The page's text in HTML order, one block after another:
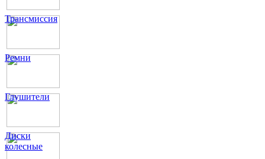
Трансмиссия
Ремни
Глушители
Диски
колесные